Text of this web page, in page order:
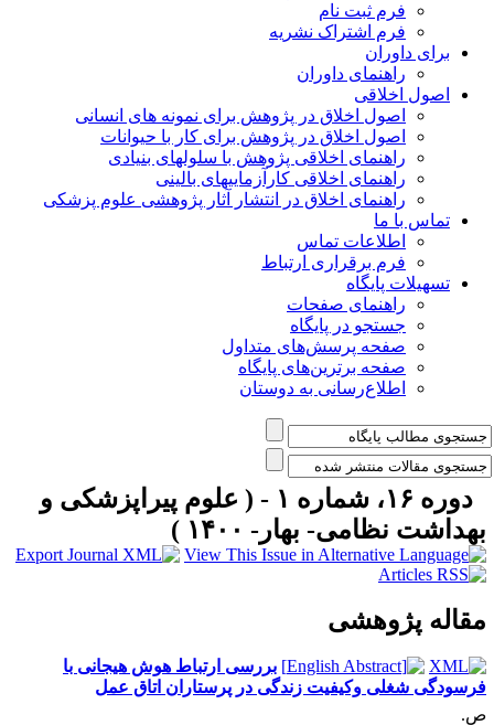
فرم ثبت نام
فرم اشتراک نشریه
برای داوران
راهنمای داوران
اصول اخلاقی
اصول اخلاق در پژوهش برای نمونه های انسانی
اصول اخلاق در پژوهش برای کار با حیوانات
راهنمای اخلاقی پژوهش با سلولهای بنیادی
راهنمای اخلاقی کارآزماییهای بالینی
راهنمای اخلاق در انتشار آثار پژوهشی علوم پزشکی
تماس با ما
اطلاعات تماس
فرم برقراری ارتباط
تسهیلات پایگاه
راهنمای صفحات
جستجو در پایگاه
صفحه پرسش‌های متداول
صفحه برترین‌های پایگاه
اطلاع‌رسانی به دوستان
دوره ۱۶، شماره ۱ - ( علوم پیراپزشکی و
نظامی- بهار- ۱۴۰۰ )
پژوهشی
بررسی ارتباط هوش هیجانی با
شغلی وکیفیت زندگی در پرستاران اتاق عمل